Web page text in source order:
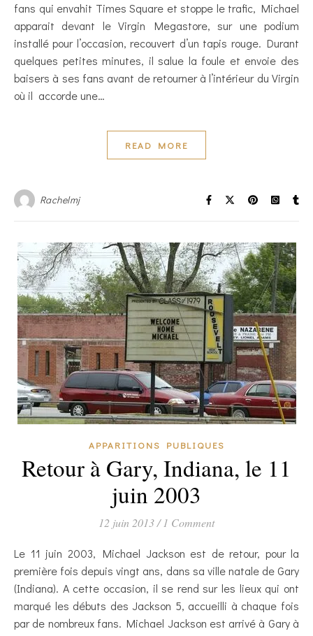
fans qui envahit Times Square et stoppe le trafic, Michael
apparait devant le Virgin Megastore, sur une podium
installé pour l’occasion, recouvert d’un tapis rouge. Durant
quelques petites minutes, il salue la foule et envoie des
baisers à ses fans avant de retourner à l’intérieur du Virgin
où il accorde une…
READ MORE
Rachelmj
APPARITIONS PUBLIQUES
Retour à Gary, Indiana, le 11
juin 2003
12 juin 2013/ 1 Comment
Le 11 juin 2003, Michael Jackson est de retour, pour la
première fois depuis vingt ans, dans sa ville natale de Gary
(Indiana). A cette occasion, il se rend sur les lieux qui ont
marqué les débuts des Jackson 5, accueilli à chaque fois
par de nombreux fans. Michael Jackson est arrivé à Gary à